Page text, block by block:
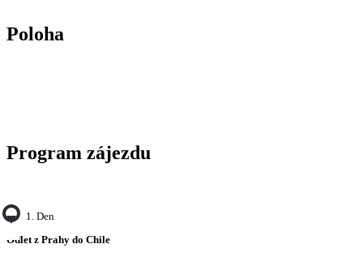
Poloha
Program zájezdu
1. Den
Odlet z Prahy do Chile